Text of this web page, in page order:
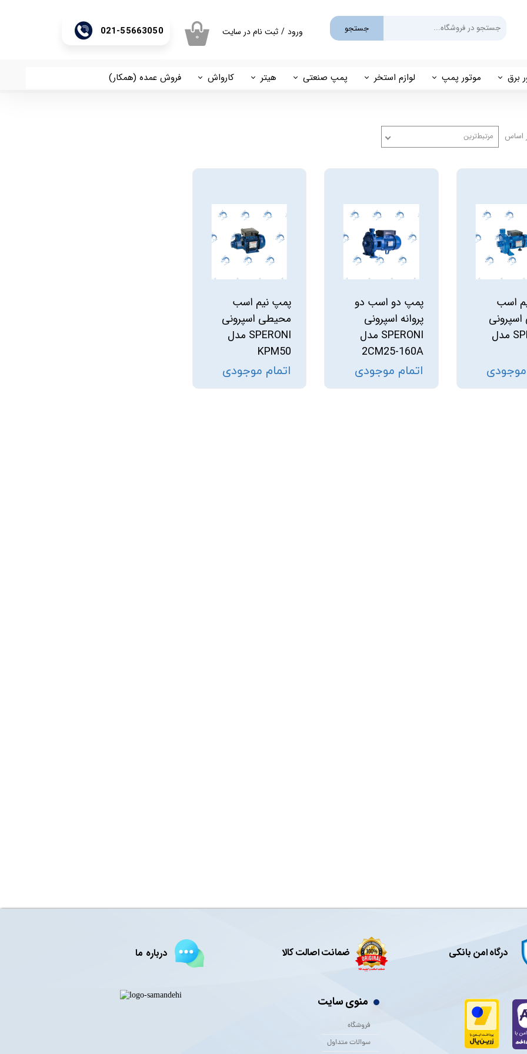
021-55663050 جستجو ورود / ثبت نام در سایت
برق موتور پمپ
گازوئیلی
لوازم استخر
فیلتر شنی
کلرزن نمکی
گرمکن برقی
مولد برقی سونای بخار
هیتر برقی
جت جکوزی
ضدعفونی نانو
مبدل
پمپ صنعتی هیتر کارواش فروش عمده (همکار)
۰
اساس مرتبط‌ترین
اسب
SPERONI مدل
موجودی
پمپ دو اسب دو
پروانه اسپرونی
SPERONI مدل
2CM25-160A
اتمام موجودی
پمپ نیم اسب
محیطی اسپرونی
SPERONI مدل
KPM50
اتمام موجودی
منوی سایت
فروشگاه
سوالات متداول
درگاه امن بانکی درباره ما ضمانت اصالت کالا